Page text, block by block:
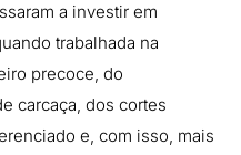
a investir em
trabalhada na
precoce, do
carcaça, dos cortes
e, com isso, mais